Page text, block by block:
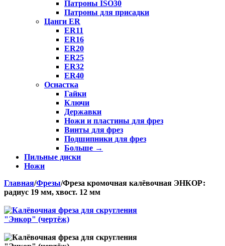
Патроны ISO30
Патроны для присадки
Цанги ER
ER11
ER16
ER20
ER25
ER32
ER40
Оснастка
Гайки
Ключи
Державки
Ножи и пластины для фрез
Винты для фрез
Подшипники для фрез
Больше →
Пильные диски
Ножи
Главная/Фрезы/Фреза кромочная калёвочная ЭНКОР:
радиус 19 мм, хвост. 12 мм